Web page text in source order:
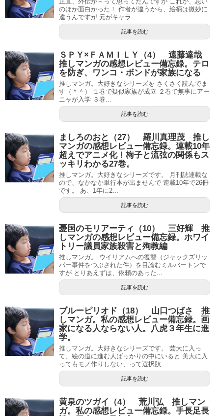
のほか面白かった！ 作者が違うから、絵柄は微妙に
違うんですが 元がキャラ...
記事を読む
ＳＰＹ×ＦＡＭＩＬＹ（4） 遠藤達哉
推しマンガの感想レビュー備忘録。テロ
を防ぎ、ワンコ・ボンドが家族になる
推しマンガ。大好きなシリーズを さくさく読んでま
す（＾＾） １巻で疑似家族が成立 ２巻で無事にアー
ニャが入学 ３巻...
記事を読む
ましろのおと（27） 羅川真理茂 推し
マンガの感想レビュー備忘録。連載10年
超えでアニメ化！梅子と流弦の関係もス
ッキリわかる27巻。
推しマンガ。大好きなシリーズです。 月刊誌連載な
ので、なかなか単行本が出ませんで 連載10年で26冊
です。 あ、1年に2...
記事を読む
憂国のモリアーティ（10） 三好輝 推
しマンガの感想レビュー備忘録。ホワイ
トリー議員家族殺害と殉教編
推しマンガ。 ウイリアムへの復讐（ジャックズリッ
パー事件をつぶされた件）を目論むミルバートンで
すが とりあえずは、依頼のあった...
記事を読む
ブルーピリオド（18） 山口つばさ 推
しマンガ。私の感想レビュー備忘録。画
家になる人ならない人。八虎３年生に進
学。
推しマンガ。大好きなシリーズです。 芸大に入っ
て、絵の道に進む人ばっかりの中にいると 美大に入
ってもモノ作りしない、って選択肢...
記事を読む
黄泉のツガイ（4） 荒川弘 推しマン
ガ。私の感想レビュー備忘録。手長足長